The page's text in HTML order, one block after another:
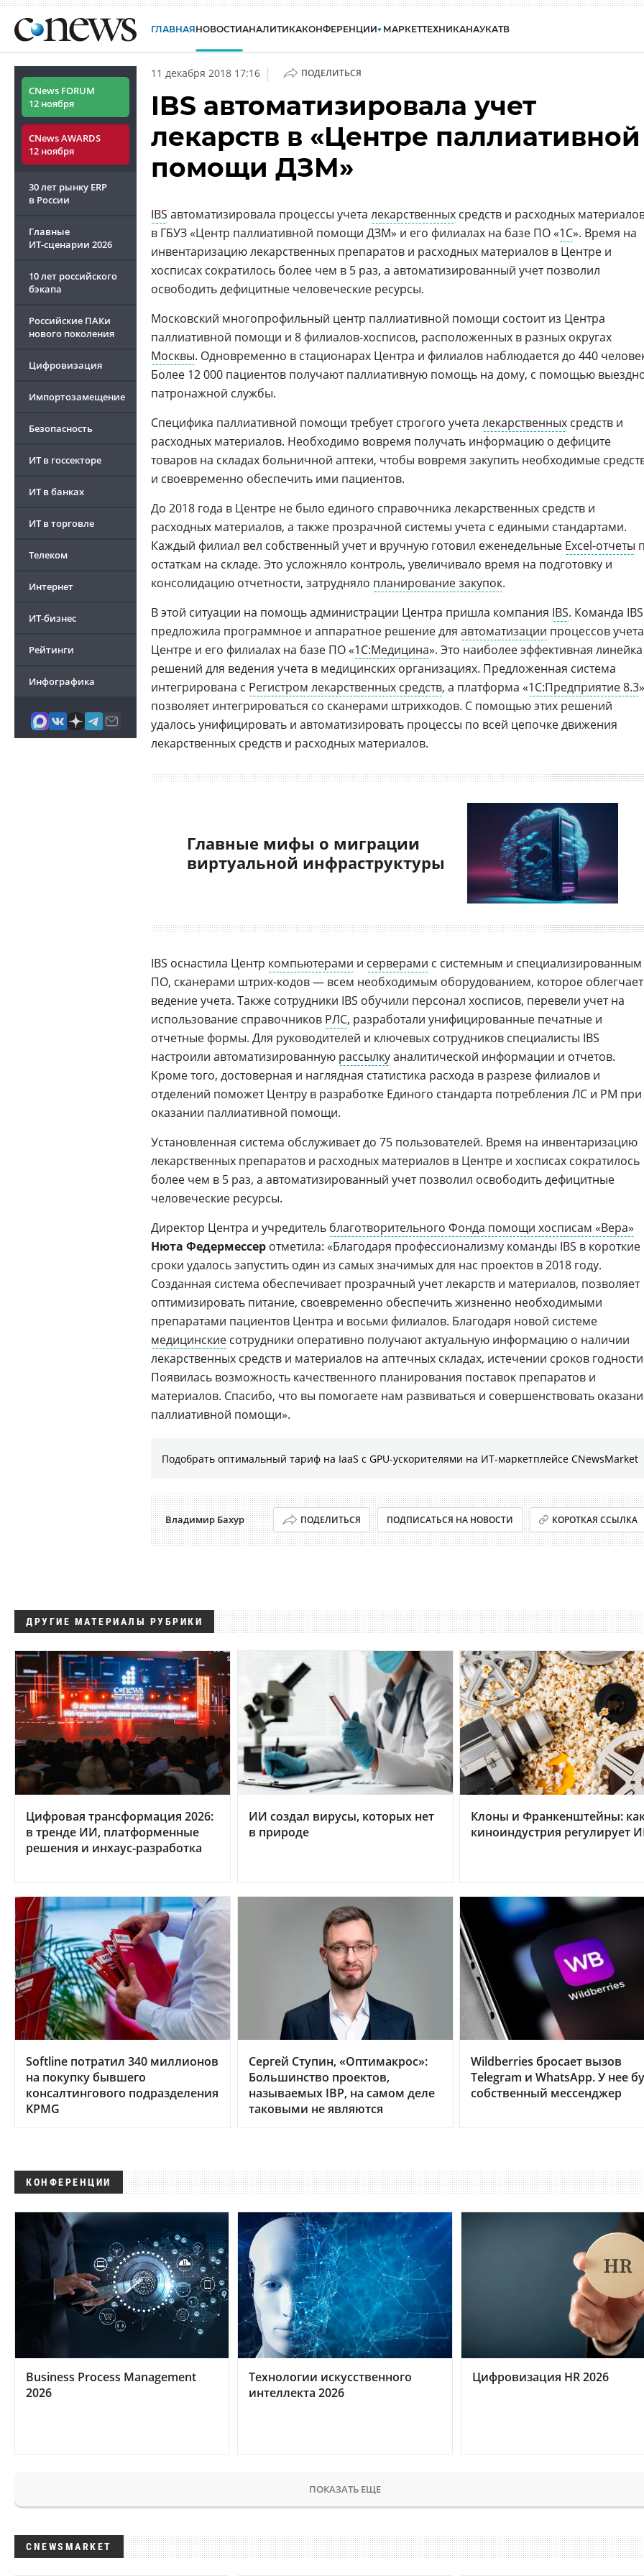
ГЛАВНАЯНОВОСТИАНАЛИТИКАКОНФЕРЕНЦИИ МАРКЕТТЕХНИКАНАУКАТВ
CNews FORUM
12 ноября
CNews AWARDS
12 ноября
30 лет рынку ERP
в России
Главные
ИТ-сценарии 2026
10 лет российского
бэкапа
Российские ПАКи
нового поколения
Цифровизация
Импортозамещение
Безопасность
ИТ в госсекторе
ИТ в банках
ИТ в торговле
Телеком
Интернет
ИТ-бизнес
Рейтинги
Инфографика
11 декабря 2018 17:16 | ПОДЕЛИТЬСЯ
IBS автоматизировала учет
лекарств в «Центре паллиативной
помощи ДЗМ»
IBS автоматизировала процессы учета лекарственных средств и расходных
в ГБУЗ «Центр паллиативной помощи ДЗМ» и его филиалах на базе ПО «1С». Время на
инвентаризацию лекарственных препаратов и расходных материалов в Центре и
хосписах сократилось более чем в 5 раз, а автоматизированный учет позволил
освободить дефицитные человеческие ресурсы.
Московский многопрофильный центр паллиативной помощи состоит из Центра
паллиативной помощи и 8 филиалов-хосписов, расположенных в разных округах
Москвы. Одновременно в стационарах Центра и филиалов наблюдается до 440
Более 12 000 пациентов получают паллиативную помощь на дому, с помощью
патронажной службы.
Специфика паллиативной помощи требует строгого учета лекарственных средств и
расходных материалов. Необходимо вовремя получать информацию о дефиците
товаров на складах больничной аптеки, чтобы вовремя закупить необходимые
и своевременно обеспечить ими пациентов.
До 2018 года в Центре не было единого справочника лекарственных средств и
расходных материалов, а также прозрачной системы учета с едиными стандартами.
Каждый филиал вел собственный учет и вручную готовил еженедельные Excel-отчеты
остаткам на складе. Это усложняло контроль, увеличивало время на подготовку и
консолидацию отчетности, затрудняло планирование закупок.
В этой ситуации на помощь администрации Центра пришла компания IBS. Команда IBS
предложила программное и аппаратное решение для автоматизации процессов
Центре и его филиалах на базе ПО «1С:Медицина». Это наиболее эффективная линейка
решений для ведения учета в медицинских организациях. Предложенная система
интегрирована с Регистром лекарственных средств, а платформа «1С:Предприятие 8.3»
позволяет интегрироваться со сканерами штрихкодов. С помощью этих решений
удалось унифицировать и автоматизировать процессы по всей цепочке движения
лекарственных средств и расходных материалов.
Главные мифы о миграции
виртуальной инфраструктуры
IBS оснастила Центр компьютерами и серверами с системным и специализированным
ПО, сканерами штрих-кодов — всем необходимым оборудованием, которое облегчает
ведение учета. Также сотрудники IBS обучили персонал хосписов, перевели учет на
использование справочников РЛС, разработали унифицированные печатные и
отчетные формы. Для руководителей и ключевых сотрудников специалисты IBS
настроили автоматизированную рассылкуаналитической информации и отчетов.
Кроме того, достоверная и наглядная статистика расхода в разрезе филиалов и
отделений поможет Центру в разработке Единого стандарта потребления ЛС и РМ при
оказании паллиативной помощи.
Установленная система обслуживает до 75 пользователей. Время на инвентаризацию
лекарственных препаратов и расходных материалов в Центре и хосписах сократилось
более чем в 5 раз, а автоматизированный учет позволил освободить дефицитные
человеческие ресурсы.
Директор Центра и учредитель благотворительного Фонда помощи хосписам «Вера»
Нюта Федермессер отметила: «Благодаря профессионализму команды IBS в короткие
сроки удалось запустить один из самых значимых для нас проектов в 2018 году.
Созданная система обеспечивает прозрачный учет лекарств и материалов, позволяет
оптимизировать питание, своевременно обеспечить жизненно необходимыми
препаратами пациентов Центра и восьми филиалов. Благодаря новой системе
медицинские сотрудники оперативно получают актуальную информацию о наличии
лекарственных средств и материалов на аптечных складах, истечении сроков
Появилась возможность качественного планирования поставок препаратов и
материалов. Спасибо, что вы помогаете нам развиваться и совершенствовать
паллиативной помощи».
Подобрать оптимальный тариф на IaaS с GPU-ускорителями на ИТ-маркетплейсе CNewsMarket
Владимир Бахур ПОДЕЛИТЬСЯ ПОДПИСАТЬСЯ НА НОВОСТИ КОРОТКАЯ ССЫЛКА
ДРУГИЕ МАТЕРИАЛЫ РУБРИКИ
Цифровая трансформация 2026:
в тренде ИИ, платформенные
решения и инхаус-разработка
ИИ создал вирусы, которых нет
в природе
Клоны и Франкенштейны:
киноиндустрия регулирует
Softline потратил 340 миллионов
на покупку бывшего
консалтингового подразделения
KPMG
Сергей Ступин, «Оптимакрос»:
Большинство проектов,
называемых IBP, на самом деле
таковыми не являются
Wildberries бросает вызов
Telegram и WhatsApp. У нее
собственный мессенджер
КОНФЕРЕНЦИИ
Business Process Management
2026
Технологии искусственного
интеллекта 2026
Цифровизация HR 2026
ПОКАЗАТЬ ЕЩЕ
CNEWSMARKET